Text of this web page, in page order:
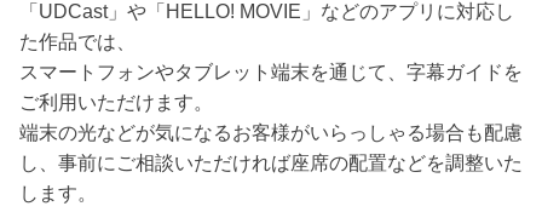
「UDCast」や「HELLO! MOVIE」などのアプリに対応し
た作品では、
スマートフォンやタブレット端末を通じて、字幕ガイドを
ご利用いただけます。
端末の光などが気になるお客様がいらっしゃる場合も配慮
し、事前にご相談いただければ座席の配置などを調整いた
します。